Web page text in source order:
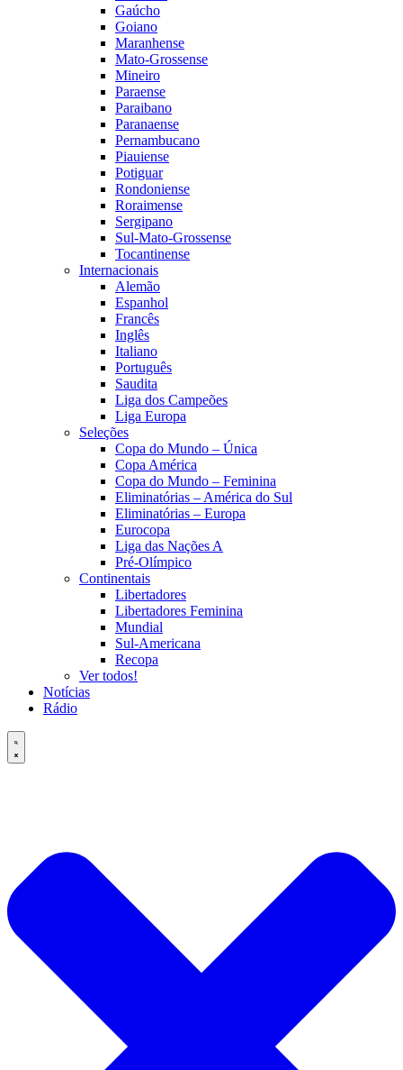
Gaúcho
Goiano
Maranhense
Mato-Grossense
Mineiro
Paraense
Paraibano
Paranaense
Pernambucano
Piauiense
Potiguar
Rondoniense
Roraimense
Sergipano
Sul-Mato-Grossense
Tocantinense
Internacionais
Alemão
Espanhol
Francês
Inglês
Italiano
Português
Saudita
Liga dos Campeões
Liga Europa
Seleções
Copa do Mundo – Única
Copa América
Copa do Mundo – Feminina
Eliminatórias – América do Sul
Eliminatórias – Europa
Eurocopa
Liga das Nações A
Pré-Olímpico
Continentais
Libertadores
Libertadores Feminina
Mundial
Sul-Americana
Recopa
Ver todos!
Notícias
Rádio